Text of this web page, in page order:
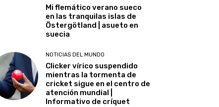
Mi flemático verano sueco
en las tranquilas islas de
Östergötland | asueto en
suecia
NOTICIAS DEL MUNDO
Clicker vírico suspendido
mientras la tormenta de
cricket sigue en el centro de
atención mundial |
Informativo de críquet